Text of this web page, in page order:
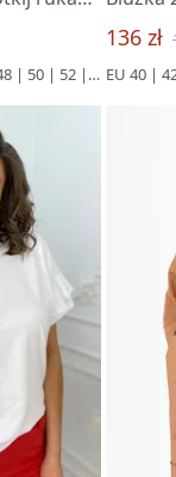
EU 40 | 42 | 44 | 46 | 48 | 50 | 52 | 54 | 56
136 zł
EU 40 |